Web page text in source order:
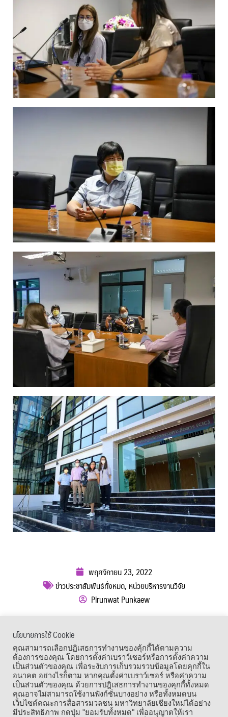
พฤศจิกายน 23, 2022
ข่าวประชาสัมพันธ์ทั้งหมด, หน่วยบริหารงานวิจัย
Pirunwat Punkaew
เมนูลัด
นโยบายการใช้ Cookie
คุณสามารถเลือกปฏิเสธการทำงานของคุ้กกี้ได้ตามความ
ต้องการของคุณ โดยการตั้งค่าเบราว์เซอร์หรือการตั้งค่าความ
เป็นส่วนตัวของคุณ เพื่อระงับการเก็บรวมรวบข้อมูลโดยคุกกี้ใน
อนาคต อย่างไรก็ตาม หากคุณตั้งค่าเบราว์เซอร์ หรือค่าความ
เป็นส่วนตัวของคุณ ด้วยการปฎิเสธการทำงานของคุกกี้ทั้งหมด
คุณอาจไม่สามารถใช้งานฟังก์ชั่นบางอย่าง หรือทั้งหมดบน
เว็บไซต์คณะการสื่อสารมวลชน มหาวิทยาลัยเชียงใหม่ได้อย่าง
มีประสิทธิภาพ กดปุ่ม "ยอมรับทั้งหมด" เพื่ออนุญาตให้เรา